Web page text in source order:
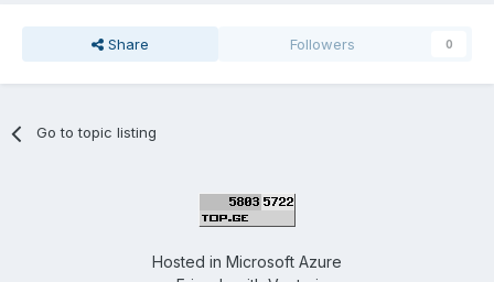
Share Followers 0
Go to topic listing
Hosted in Microsoft Azure